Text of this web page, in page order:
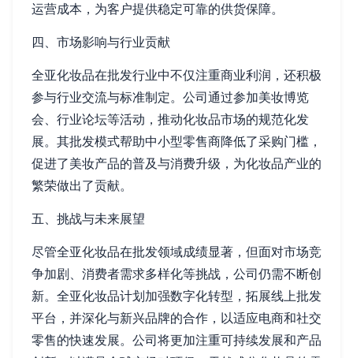
运营成本，为客户提供稳定可靠的供货保障。
四、市场影响与行业贡献
全亚化妆品在批发行业中不仅注重商业利润，还积极
参与行业交流与标准制定。公司通过参加美妆博览
会、行业论坛等活动，推动化妆品市场的规范化发
展。其批发模式帮助中小型零售商降低了采购门槛，
促进了美妆产品的普及与消费升级，为化妆品产业的
繁荣做出了贡献。
五、挑战与未来展望
尽管全亚化妆品在批发领域成绩显著，但面对市场竞
争加剧、消费者需求多样化等挑战，公司仍需不断创
新。全亚化妆品计划加强数字化转型，拓展线上批发
平台，并深化与新兴品牌的合作，以适应电商和社交
零售的快速发展。公司将更加注重可持续发展和产品